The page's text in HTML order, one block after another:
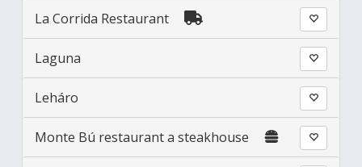
La Corrida Restaurant
Laguna
Leháro
Monte Bú restaurant a steakhouse